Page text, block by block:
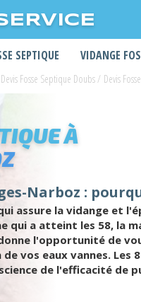
SEPTIQUE VIDANGE
Devis Fosse Septique Doubs/ Devis
À
Narboz :
assure la vidange et
qui a atteint les 58,
l'opportunité de
vos eaux vannes. Les
de l'efficacité